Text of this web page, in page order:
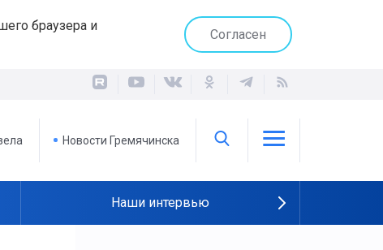
браузера и
Согласен
Новости Гремячинска
Наши интервью